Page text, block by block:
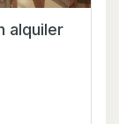
alquiler